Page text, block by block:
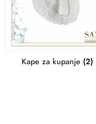
Kape za kupanje (2)